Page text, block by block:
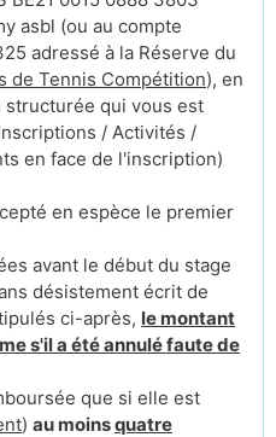
asbl (ou au compte
adressé à la Réserve du
de Tennis Compétition), en
structurée qui vous est
/ Activités /
en face de l'inscription)
en espèce le premier
avant le début du stage
désistement écrit de
ci-après, le montant
s'il a été annulé faute de
que si elle est
) au moinsquatre